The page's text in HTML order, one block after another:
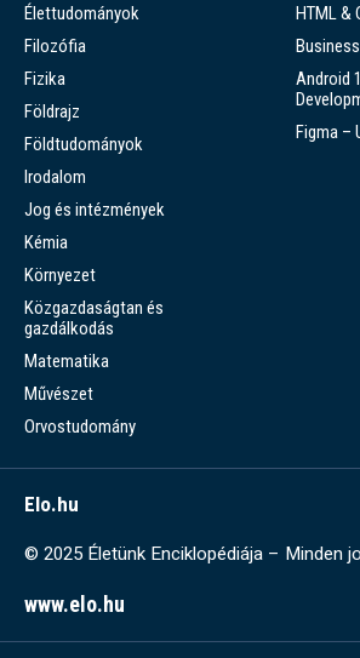
Élettudományok
Filozófia
Fizika
Földrajz
Földtudományok
Irodalom
Jog és intézmények
Kémia
Környezet
Közgazdaságtan és
gazdálkodás
Matematika
Művészet
Orvostudomány
HTML &
Android
Figma –
Elo.hu
© 2025 Életünk Enciklopédiája – Minden
www.elo.hu